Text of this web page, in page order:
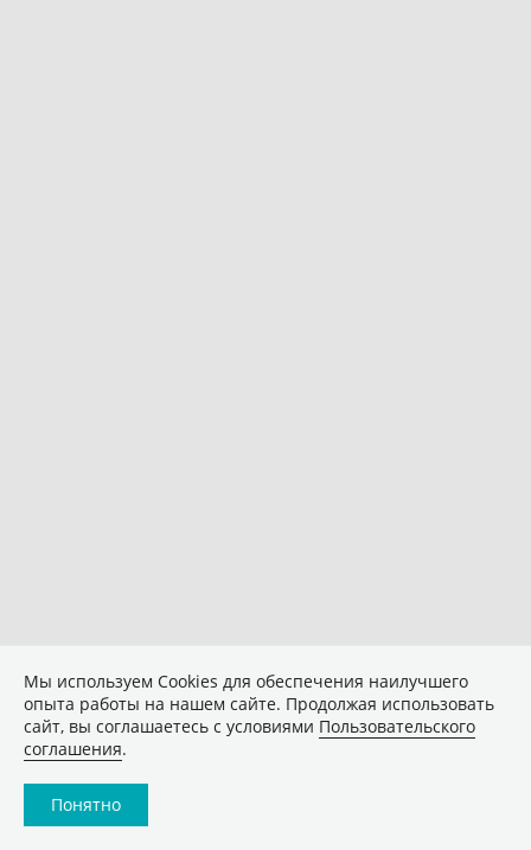
Мы используем Сookies для обеспечения наилучшего
опыта работы на нашем сайте. Продолжая использовать
сайт, вы соглашаетесь с условиями Пользовательского
соглашения.
Понятно